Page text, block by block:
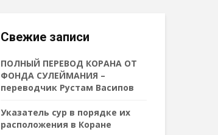
Свежие записи
ПОЛНЫЙ ПЕРЕВОД КОРАНА ОТ
ФОНДА СУЛЕЙМАНИЯ –
переводчик Рустам Васипов
Указатель сур в порядке их
расположения в Коране